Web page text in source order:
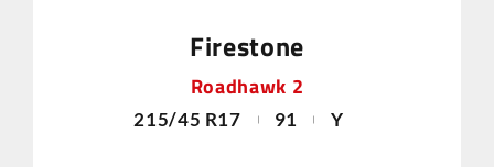
Firestone
Roadhawk 2
215/45 R17 91 Y